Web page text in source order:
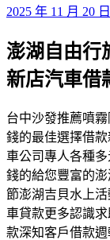
發
於
2025 年 11 月 20 日
澎湖自由行
新店汽車借
台中沙發推薦噴
錢的最佳選擇借
車公司專人各種
錢的給您豐富的
節澎湖吉貝水上
車貸款更多認識
款深知客戶借款